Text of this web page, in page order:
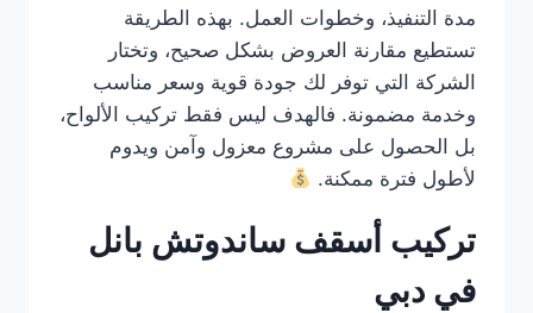
مدة التنفيذ، وخطوات العمل. بهذه الطريقة
تستطيع مقارنة العروض بشكل صحيح، وتختار
الشركة التي توفر لك جودة قوية وسعر مناسب
وخدمة مضمونة. فالهدف ليس فقط تركيب الألواح،
بل الحصول على مشروع معزول وآمن ويدوم
لأطول فترة ممكنة.
تركيب أسقف ساندوتش بانل
في دبي